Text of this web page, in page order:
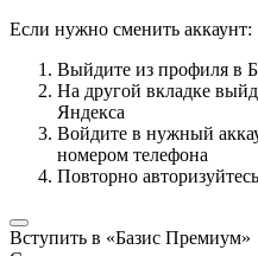
Если нужно сменить аккаунт:
Выйдите из профиля в
На другой вкладке
Яндекса
Войдите в нужный
номером телефона
Повторно
Вступить в «Базис Премиум»